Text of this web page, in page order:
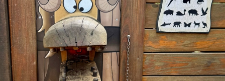
Partner
Kontakt
Impressum